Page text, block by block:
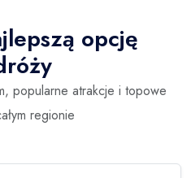
opcję
popularne atrakcje i topowe
regionie